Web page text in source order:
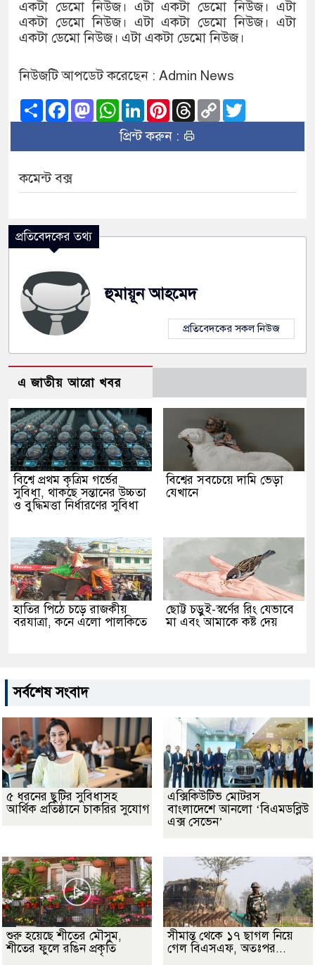
একটা ডেমো নিউজ। এটা একটা ডেমো নিউজ। এটা
একটা ডেমো নিউজ। এটা একটা ডেমো নিউজ। এটা
একটা ডেমো নিউজ। এটা একটা ডেমো নিউজ।
নিউজটি আপডেট করেছেন : Admin News
ShareFacebook
Mastodon
WhatsApp
LinkedInPinterest
Threads
Copy
Link
প্রিন্ট করুন :
কমেন্ট বক্স
প্রতিবেদকের তথ্য
হুমায়ূন আহমেদ
প্রতিবেদকের সকল নিউজ
এ জাতীয় আরো খবর
বিশ্বে প্রথম কৃত্রিম গর্ভের
সুবিধা, থাকছে সন্তানের উচ্চতা
ও বুদ্ধিমত্তা নির্ধারণের সুবিধা
বিশ্বের সবচেয়ে দামি ভেড়া
যেখানে
হাতির পিঠে চড়ে রাজকীয়
বরযাত্রা, কনে এলো পালকিতে
ছোট্ট চড়ুই-স্বর্ণের রিং যেভাবে
মা এবং আমাকে কষ্ট দেয়
সর্বশেষ সংবাদ
৫ ধরনের ছুটির সুবিধাসহ
আর্থিক প্রতিষ্ঠানে চাকরির সুযোগ
এক্সিকিউটিভ মোটরস
বাংলাদেশে আনলো ‘বিএমডব্লিউ
এক্স সেভেন’
শুরু হয়েছে শীতের মৌসুম,
শীতের ফুলে রঙিন প্রকৃতি
সীমান্ত থেকে ১৭ ছাগল নিয়ে
গেল বিএসএফ, অতঃপর...